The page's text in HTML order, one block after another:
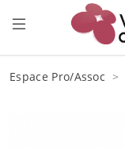
Espace Pro/Assoc